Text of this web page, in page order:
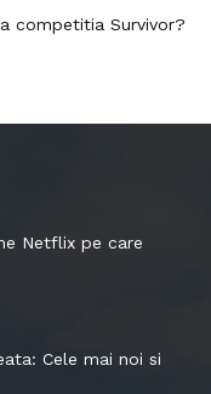
competitia Survivor?
Netflix pe care
Cele mai noi si